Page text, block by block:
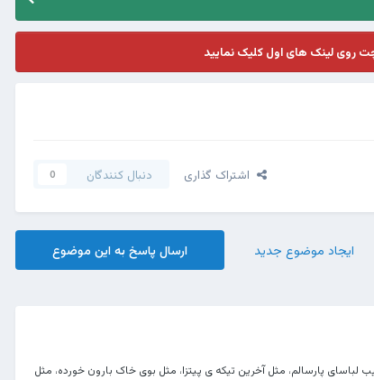
روی لینک های اول کلیک نمایید
اشتراک گذاری دنبال کنندگان 0
ارسال پاسخ به این موضوع ایجاد موضوع جدید
پارسالم، مثل آخرین تیکه ی پیتزا، مثل بوی خاک بارون خورده، مثل